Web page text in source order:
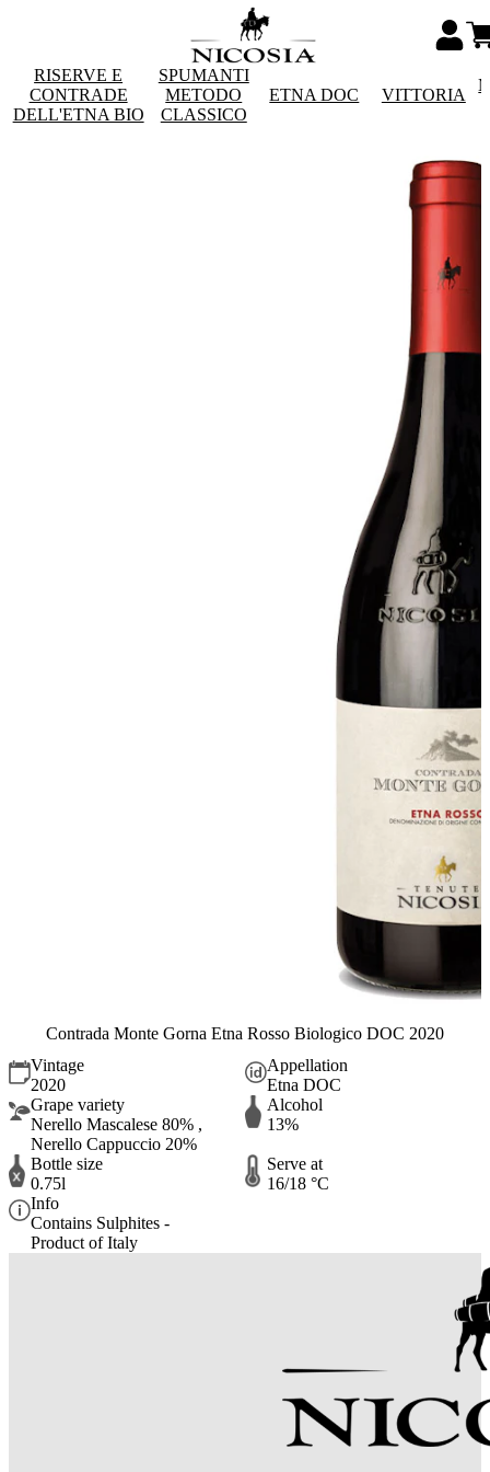
RISERVE E
CONTRADE
DELL'ETNA BIO
SPUMANTI
METODO
CLASSICO
ETNA DOC VITTORIA
Contrada Monte Gorna Etna Rosso Biologico DOC 2020
Vintage
2020
Appellation
Etna DOC
Grape variety
Nerello Mascalese 80% ,
Nerello Cappuccio 20%
Alcohol
13%
Bottle size
0.75l
Serve at
16/18 °C
Info
Contains Sulphites -
Product of Italy